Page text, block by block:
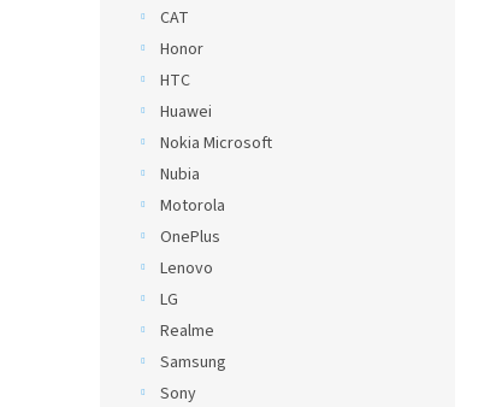
CAT
Honor
HTC
Huawei
Nokia Microsoft
Nubia
Motorola
OnePlus
Lenovo
LG
Realme
Samsung
Sony